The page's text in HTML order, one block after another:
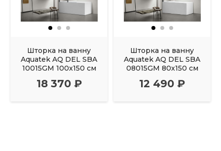
Шторка на ванну
Aquatek AQ DEL SBA
10015GM 100х150 см
18 370 ₽
Шторка на ванну
Aquatek AQ DEL SBA
08015GM 80х150 см
12 490 ₽